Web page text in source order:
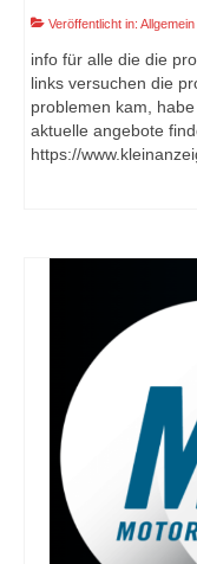
Veröffentlicht in: Allgemein
info für alle die die
links versuchen die
problemen kam,
aktuelle angebote
https://